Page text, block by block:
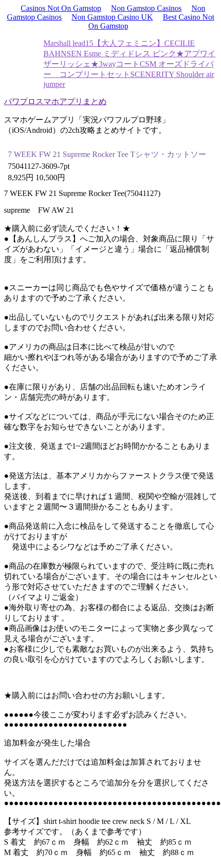
Casinos Not On Gamstop Non Gamstop Casinos
Non
Gamstop Casinos
Non Gamstop Casino UK
Best Casino Not
On Gamstop
Marshall lead15 【大人フェミニン】CECILIE
BAHNSEN Esme ミディドレス ピンク ★アプワイ
ザーリッシェ★3wayコート CSM オーズドライバ
ー コンプリートセット SCENERITY Shoulder air
jumper
パワプロスマホアプリまとめ
スマホゲームアプリ「実況パワフルプロ野球」
（iOS/Android）の2ch攻略まとめサイトです。
7 WEEK FW 21 Supreme Rocker Tee Tシャツ・カットソー
75041127-3609-7pt
8,925円 10,500円
7 WEEK FW 21 Supreme Rocker Tee(75041127)
supreme FW AW 21
★購入前に必ず読んでください！★
●【あんしんプラス】へご加入の場合、対象商品に限り「サ
イズがあわない」「イメージと違う」場合に「返品補償制
度」をご利用頂けます。
●スニーカーは同じ商品でも色やサイズで価格が違うことも
ありますので予めご了承ください。
●出品していないものでリクエストがあれば出来る限り対応
しますのでお問い合わせください。
●アメリカの商品は日本に比べて検品が甘いので
細かい擦れやほつれ等がある場合がありますので予めご了承
ください。
●在庫に限りがあり、店舗の出品回転も速いためオンライ
ン・店舗完売の時があります。
●サイズなどについては、商品が手元にない場合そのため正
確な数字をお知らせできないことがあります。
●注文後、発送まで1~2週間ほどお時間かかることもありま
す。
●発送方法は、基本アメリカからファーストクラス便で発送
します。
発送後、到着までに早ければ１週間、税関や空輸が混雑して
いますと２週間〜３週間掛かることもあります。
●商品発送前に入念に検品をして発送することを徹底して心
がけておりますが
発送中によるシワなどは予めご了承ください。
●商品の在庫数が極限られていますので、受注時に既に売れ
切れている場合がございます。その場合にはキャンセルとい
う形で対応させていただきますのでご理解ください。
（バイマよりご返金）
●海外取り寄せの為、お客様の都合による返品、交換はお断
りしております 。
●商品画像はお使いのモニターによって実物と多少異なって
見える場合がございます。
●お客様に少しでも素敵なお買いものが出来るよう、気持ち
の良い取引を心がけていますのでよろしくお願いします。
★購入前にはお問い合わせの方お願いします。
●●●●●●今後ここが変わります必ずお読みください。
●●●●●●●●●●●●●●●●●●●●●●●●●
追加料金が発生した場合
サイズを選んだだけでは追加料金は加算されておりませ
ん。
発送方法を選択するところで追加分を分を選択してくださ
い。
【サイズ】shirt t-shirt hoodie tee crew neck S / M / L / XL
参考サイズです。（あくまで参考です）
S 着丈 約67ｃｍ 身幅 約62ｃｍ 袖丈 約85ｃｍ
M 着丈 約70ｃｍ 身幅 約65ｃｍ 袖丈 約88ｃｍ